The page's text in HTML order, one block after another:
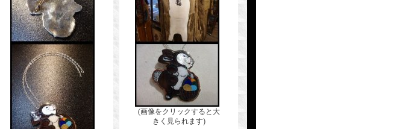
(画像をクリックすると大
きく見られます)